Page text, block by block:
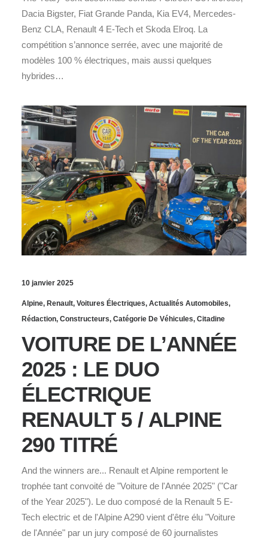
Dacia Bigster, Fiat Grande Panda, Kia EV4, Mercedes-
Benz CLA, Renault 4 E‑Tech et Skoda Elroq. La
compétition s’annonce serrée, avec une majorité de
modèles 100 % électriques, mais aussi quelques
hybrides…
10 janvier 2025
Alpine, Renault, Voitures Électriques, Actualités Automobiles,
Rédaction, Constructeurs, Catégorie De Véhicules, Citadine
VOITURE DE L’ANNÉE
2025 : LE DUO
ÉLECTRIQUE
RENAULT 5 / ALPINE
290 TITRÉ
And the winners are... Renault et Alpine remportent le
trophée tant convoité de "Voiture de l'Année 2025" ("Car
of the Year 2025"). Le duo composé de la Renault 5 E-
Tech electric et de l'Alpine A290 vient d'être élu "Voiture
de l'Année" par un jury composé de 60 journalistes